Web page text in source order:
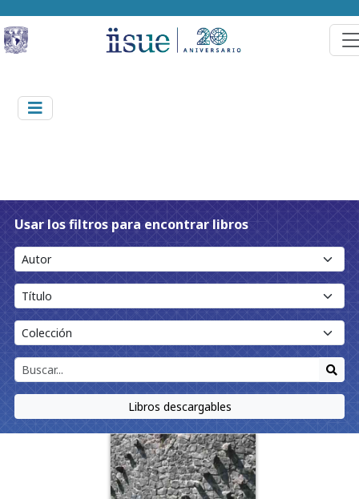
Usar los filtros para encontrar libros
Libros descargables